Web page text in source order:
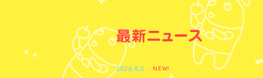
2026.8.5 NEW!